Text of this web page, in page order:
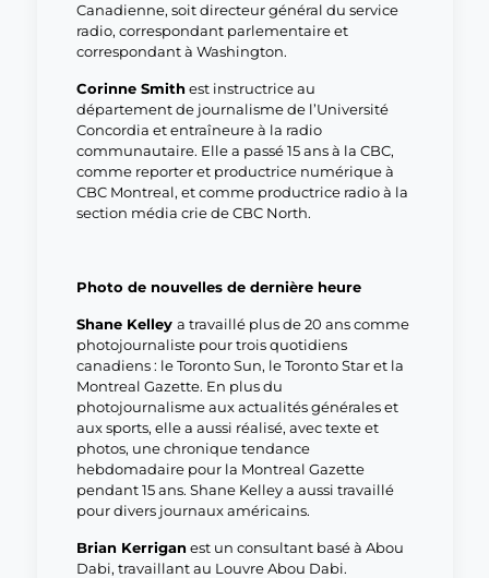
Canadienne, soit directeur général du service
radio, correspondant parlementaire et
correspondant à Washington.
Corinne Smithest instructrice au
département de journalisme de l’Université
Concordia et entraîneure à la radio
communautaire. Elle a passé 15 ans à la CBC,
comme reporter et productrice numérique à
CBC Montreal, et comme productrice radio à la
section média crie de CBC North.
Photo de nouvelles de dernière heure
Shane Kelley a travaillé plus de 20 ans comme
photojournaliste pour trois quotidiens
canadiens : le Toronto Sun, le Toronto Star et la
Montreal Gazette. En plus du
photojournalisme aux actualités générales et
aux sports, elle a aussi réalisé, avec texte et
photos, une chronique tendance
hebdomadaire pour la Montreal Gazette
pendant 15 ans. Shane Kelley a aussi travaillé
pour divers journaux américains.
Brian Kerriganest un consultant basé à Abou
Dabi, travaillant au Louvre Abou Dabi.